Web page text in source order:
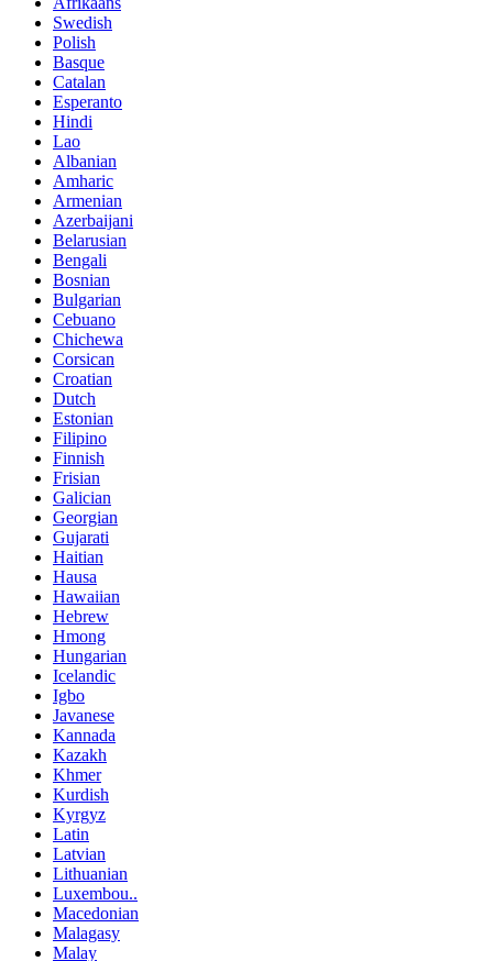
Swedish
Polish
Basque
Catalan
Esperanto
Hindi
Lao
Albanian
Amharic
Armenian
Azerbaijani
Belarusian
Bengali
Bosnian
Bulgarian
Cebuano
Chichewa
Corsican
Croatian
Dutch
Estonian
Filipino
Finnish
Frisian
Galician
Georgian
Gujarati
Haitian
Hausa
Hawaiian
Hebrew
Hmong
Hungarian
Icelandic
Igbo
Javanese
Kannada
Kazakh
Khmer
Kurdish
Kyrgyz
Latin
Latvian
Lithuanian
Luxembou..
Macedonian
Malagasy
Malay